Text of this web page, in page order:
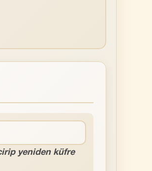
yeniden küfre